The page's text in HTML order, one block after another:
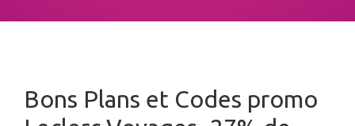
Bons Plans et Codes promo